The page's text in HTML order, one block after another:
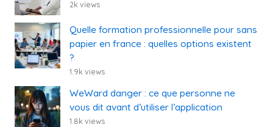
2k views
Quelle formation professionnelle pour sans
papier en france : quelles options existent
?
1.9k views
WeWard danger : ce que personne ne
vous dit avant d’utiliser l’application
1.8k views